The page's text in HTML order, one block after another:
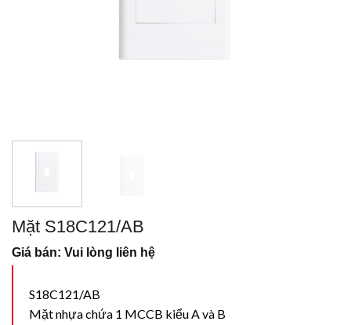
Mặt S18C121/AB
Giá bán: Vui lòng liên hệ
S18C121/AB
Mặt nhựa chứa 1 MCCB kiểu A và B